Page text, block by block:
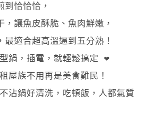
恰恰恰，
讓魚皮酥脆、魚肉鮮嫩，
適合超高溫逼到五分熟！
鍋，插電，就輕鬆搞定 ❤️
屋族不用再是美食難民！
沾鍋好清洗，吃頓飯，人都氣質